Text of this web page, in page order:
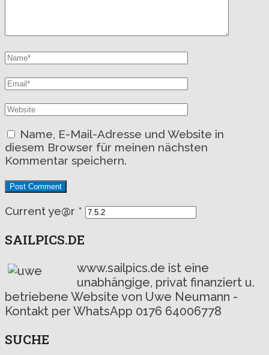
Name, E-Mail-Adresse und Website in
diesem Browser für meinen nächsten
Kommentar speichern.
Current ye@r *
SAILPICS.DE
www.sailpics.de ist eine
unabhängige, privat finanziert u.
betriebene Website von Uwe Neumann -
Kontakt per WhatsApp 0176 64006778
SUCHE